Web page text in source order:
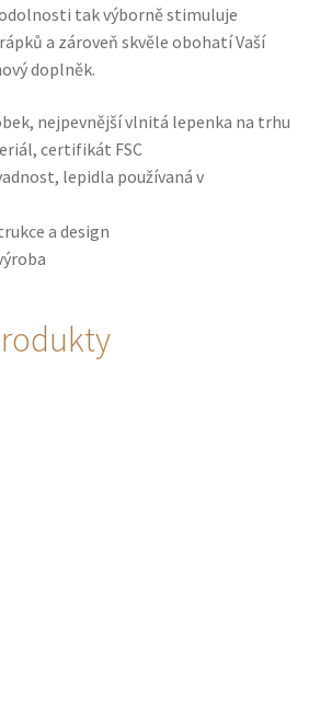
tak výborně stimuluje
a zároveň skvěle obohatí Vaší
doplněk.
nejpevnější vlnitá lepenka na trhu
certifikát FSC
lepidla používaná v
a design